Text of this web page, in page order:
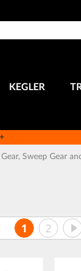
KEGLER
Gear, Sweep Gear
SideDu læser i
1 Side
2